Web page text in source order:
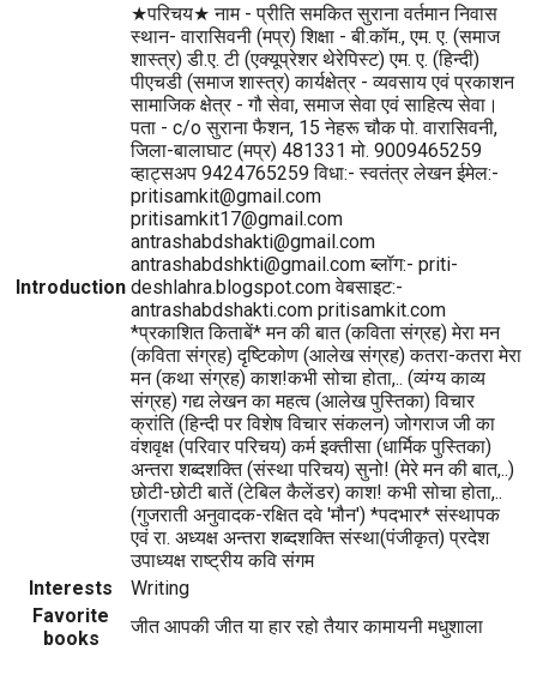
Introduction
★परिचय★ नाम - प्रीति समकित सुराना वर्तमान निवास
स्थान- वारासिवनी (मप्र) शिक्षा - बी.कॉम., एम. ए. (समाज
शास्त्र) डी.ए. टी (एक्यूप्रेशर थेरेपिस्ट) एम. ए. (हिन्दी)
पीएचडी (समाज शास्त्र) कार्यक्षेत्र - व्यवसाय एवं प्रकाशन
सामाजिक क्षेत्र - गौ सेवा, समाज सेवा एवं साहित्य सेवा।
पता - c/o सुराना फैशन, 15 नेहरू चौक पो. वारासिवनी,
जिला-बालाघाट (मप्र) 481331 मो. 9009465259
व्हाट्सअप 9424765259 विधा:- स्वतंत्र लेखन ईमेल:-
pritisamkit@gmail.com
pritisamkit17@gmail.com
antrashabdshakti@gmail.com
antrashabdshkti@gmail.com ब्लॉग:- priti-
deshlahra.blogspot.com वेबसाइट:-
antrashabdshakti.com pritisamkit.com
*प्रकाशित किताबें* मन की बात (कविता संग्रह) मेरा मन
(कविता संग्रह) दृष्टिकोण (आलेख संग्रह) कतरा-कतरा मेरा
मन (कथा संग्रह) काश!कभी सोचा होता,.. (व्यंग्य काव्य
संग्रह) गद्य लेखन का महत्व (आलेख पुस्तिका) विचार
क्रांति (हिन्दी पर विशेष विचार संकलन) जोगराज जी का
वंशवृक्ष (परिवार परिचय) कर्म इक्तीसा (धार्मिक पुस्तिका)
अन्तरा शब्दशक्ति (संस्था परिचय) सुनो! (मेरे मन की बात,..)
छोटी-छोटी बातें (टेबिल कैलेंडर) काश! कभी सोचा होता,..
(गुजराती अनुवादक-रक्षित दवे 'मौन') *पदभार* संस्थापक
एवं रा. अध्यक्ष अन्तरा शब्दशक्ति संस्था(पंजीकृत) प्रदेश
उपाध्यक्ष राष्ट्रीय कवि संगम
Interests
Writing
Favorite
books
जीत आपकी जीत या हार रहो तैयार कामायनी मधुशाला